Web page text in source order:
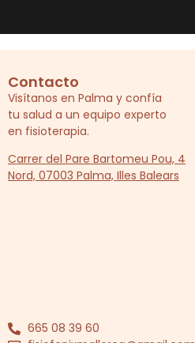
Contacto
Visítanos en Palma y confía
tu salud a un equipo experto
en fisioterapia.
Carrer del Pare Bartomeu Pou, 4
Nord, 07003 Palma, Illes Balears
665 08 39 60